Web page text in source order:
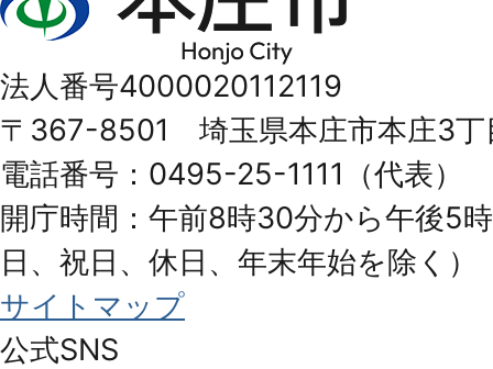
庄
Honjo
City
法人番号4000020112119
〒367-8501 埼玉県本庄市本庄3丁
電話番号：0495-25-1111（代表）
開庁時間：午前8時30分から午後5
日、祝日、休日、年末年始を除く）
サイトマップ
公式SNS